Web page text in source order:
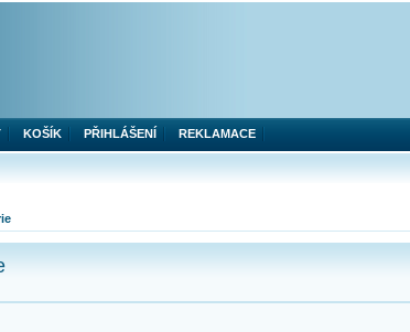
KOŠÍK PŘIHLÁŠENÍ REKLAMACE